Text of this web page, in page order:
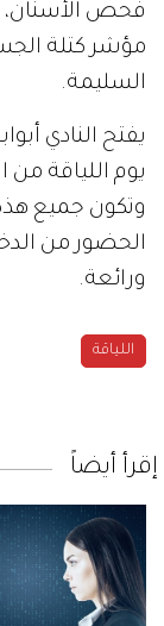
فحص الأسنان،
مؤشر كتلة
السليمة.
يفتح النادي
يوم اللياقة
وتكون جميع
الحضور من
ورائعة.
اللياقة
إقرأ أيضاً